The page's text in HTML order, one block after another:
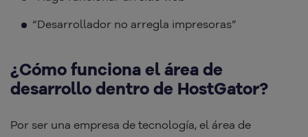
“Desarrollador no arregla impresoras”
¿Cómo funciona el área de
desarrollo dentro de HostGator?
Por ser una empresa de tecnología, el área de